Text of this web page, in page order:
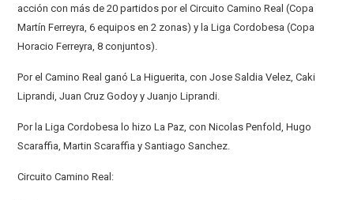
acción con más de 20 partidos por el Circuito Camino Real (Copa
Martín Ferreyra, 6 equipos en 2 zonas) y la Liga Cordobesa (Copa
Horacio Ferreyra, 8 conjuntos).
Por el Camino Real ganó La Higuerita, con Jose Saldia Velez, Caki
Liprandi, Juan Cruz Godoy y Juanjo Liprandi.
Por la Liga Cordobesa lo hizo La Paz, con Nicolas Penfold, Hugo
Scaraffia, Martin Scaraffia y Santiago Sanchez.
Circuito Camino Real: